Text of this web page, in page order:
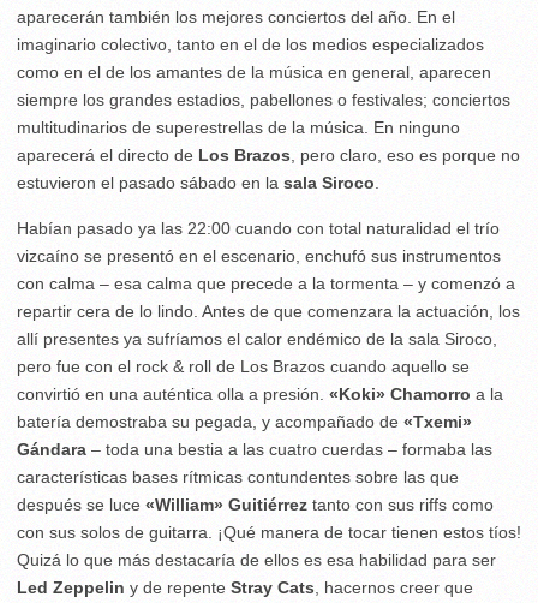
aparecerán también los mejores conciertos del año. En el
imaginario colectivo, tanto en el de los medios especializados
como en el de los amantes de la música en general, aparecen
siempre los grandes estadios, pabellones o festivales; conciertos
multitudinarios de superestrellas de la música. En ninguno
aparecerá el directo de Los Brazos , pero claro, eso es porque no
estuvieron el pasado sábado en la sala Siroco
Habían pasado ya las 22:00 cuando con total naturalidad el trío
vizcaíno se presentó en el escenario, enchufó sus instrumentos
con calma – esa calma que precede a la tormenta – y comenzó a
repartir cera de lo lindo. Antes de que comenzara la actuación, los
allí presentes ya sufríamos el calor endémico de la sala Siroco,
pero fue con el rock & roll de Los Brazos cuando aquello se
convirtió en una auténtica olla a presión. «Koki» Chamorro a la
batería demostraba su pegada, y acompañado de «Txemi»
Gándara – toda una bestia a las cuatro cuerdas – formaba las
características bases rítmicas contundentes sobre las que
después se luce «William» Guitiérrez tanto con sus riffs como
con sus solos de guitarra. ¡Qué manera de tocar tienen estos tíos!
Quizá lo que más destacaría de ellos es esa habilidad para ser
Led Zeppelin y de repente Stray Cats , hacernos creer que